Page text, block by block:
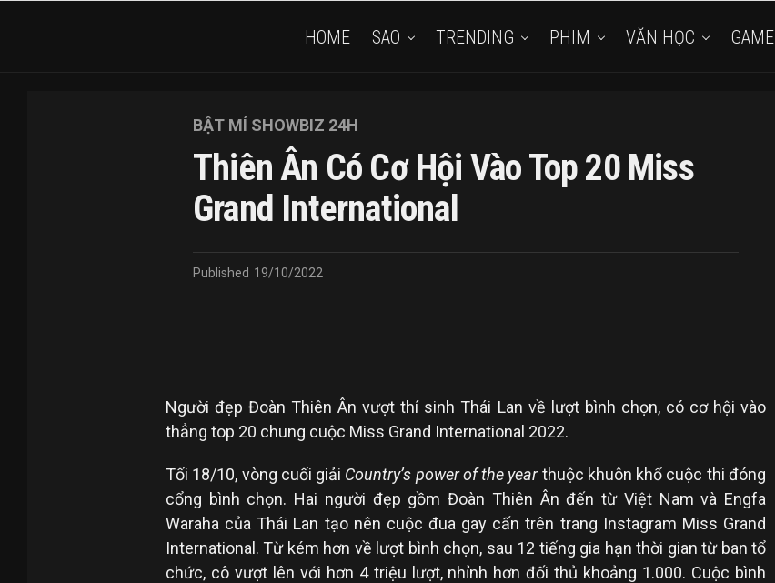
HOME SAO TRENDING PHIM VĂN HỌC GAME
BẬT MÍ SHOWBIZ 24H
Thiên Ân Có Cơ Hội Vào Top 20 Miss
Grand International
Published 19/10/2022
Người đẹp Đoàn Thiên Ân vượt thí sinh Thái Lan về lượt bình chọn, có cơ hội vào
thẳng top 20 chung cuộc Miss Grand International 2022.
Tối 18/10, vòng cuối giải Country’s power of the yearthuộc khuôn khổ cuộc thi đóng
cổng bình chọn. Hai người đẹp gồm Đoàn Thiên Ân đến từ Việt Nam và Engfa
Waraha của Thái Lan tạo nên cuộc đua gay cấn trên trang Instagram Miss Grand
International. Từ kém hơn về lượt bình chọn, sau 12 tiếng gia hạn thời gian từ ban tổ
chức, cô vượt lên với hơn 4 triệu lượt, nhỉnh hơn đối thủ khoảng 1.000. Cuộc bình